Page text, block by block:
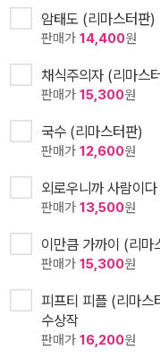
암태도 (리마스터판)
판매가 14,400원
채식주의자 (리마스
판매가 15,300원
국수 (리마스터판)
판매가 12,600원
외로우니까 사람이
판매가 13,500원
이만큼 가까이 (리
판매가 15,300원
피프티 피플 (리마
수상작
판매가 16,200원